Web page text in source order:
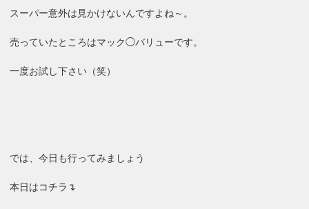
スーパー意外は見かけないんですよね～。
売っていたところはマック◯バリューです。
一度お試し下さい（笑）
では、今日も行ってみましょう
本日はコチラ↴